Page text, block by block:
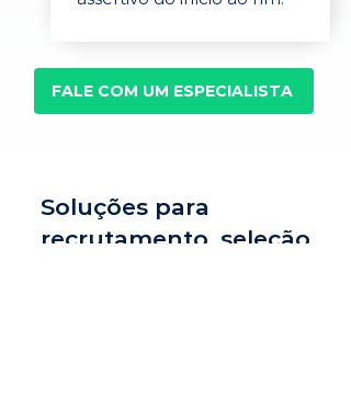
FALE COM UM ESPECIALISTA
Soluções para
recrutamento, seleção